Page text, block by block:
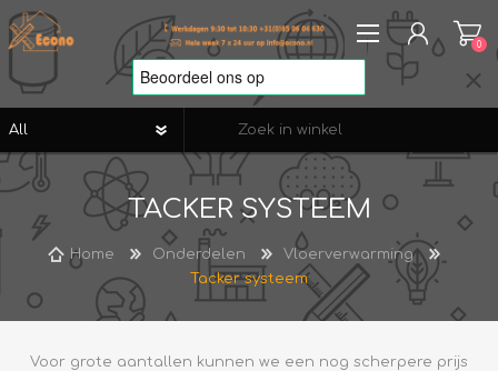
REGISTREREN
AANMELDEN
VERLANGLIJST
0
0
TACKER SYSTEEM
Home Onderdelen
Vloerverwarming
Tacker systeem
Voor grote aantallen kunnen we een nog scherpere prijs